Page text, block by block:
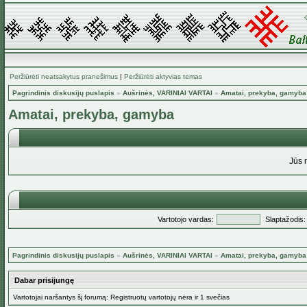
Peržiūrėti neatsakytus pranešimus | Peržiūrėti aktyvias temas
Pagrindinis diskusijų puslapis » Aušrinės, VARINIAI VARTAI » Amatai, prekyba, gamyba
Amatai, prekyba, gamyba
Jūs
Vartotojo vardas: Slaptažodis:
Pagrindinis diskusijų puslapis » Aušrinės, VARINIAI VARTAI » Amatai, prekyba, gamyba
Dabar prisijungę
Vartotojai naršantys šį forumą: Registruotų vartotojų nėra ir 1 svečias